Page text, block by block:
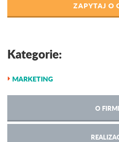
ZAPYTAJ O
Kategorie:
MARKETING
O